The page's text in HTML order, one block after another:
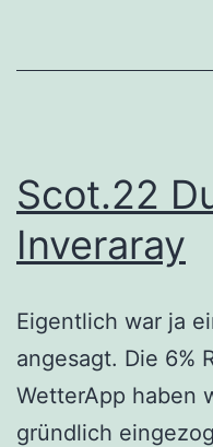
Scot.22
Inveraray
Eigentlich war ja
angesagt. Die 6%
WetterApp haben
gründlich